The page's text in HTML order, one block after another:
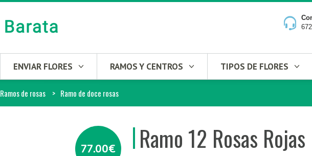
ENVIAR FLORES RAMOS Y CENTROS TIPOS DE FLORES
Ramos de rosas Ramo de doce rosas
77.00€ Ramo 12 Rosas Rojas